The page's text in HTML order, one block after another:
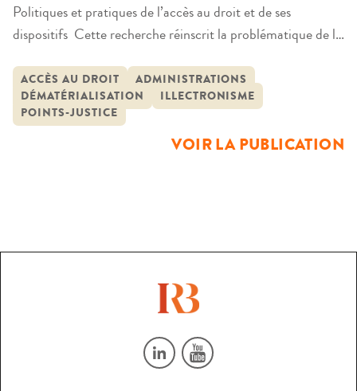
Politiques et pratiques de l’accès au droit et de ses
dispositifs Cette recherche réinscrit la problématique de la
dématérialisation dans une analyse plus large des «
pratiques » de l’accès au droit. Elle en retrace d’abord les
grandes étapes, de la logique militante des années 1970/80
ACCÈS AU DROIT
ADMINISTRATIONS
DÉMATÉRIALISATION
ILLECTRONISME
POINTS-JUSTICE
VOIR LA PUBLICATION